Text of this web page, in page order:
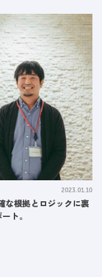
2023.01.10
な根拠とロジックに裏
ト。